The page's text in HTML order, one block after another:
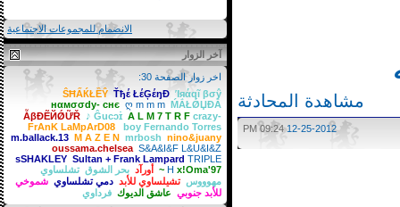
مشاهدة المحادثة
12-25-2012
09:24 PM
الانضمام للمجموعات الاجتماعية
آخر الزوار
اخر زوار الصفحة 30:
ŜĦẤЌŁỀŶ
Ťђέ ŁέĢέŋĐ Ίяάqĩ βσŷ
нαмσσdy- cнє ღ m m m ḾẮŁǾЏĐẮ
ẪβĐẼЙǾỮŘ ♪ Ĝucɔɪ̇ A L M 7 T R F crazy-
boy Fernando Torres‏
FrAnK LaMpArD08
m.ballack.13
M A Z E N mrbosh nino&juany
oussama.chelsea S&A&I&F L&U&I&Z
sSHAKLEY Sultan + Frank Lampard TRIPLE
H x!Oma'97~ أورآد بحر الشوق تشلساوي
مهوووس تشيلساوي للأبد دمي تشلساوي شموخي
للأبد جنوبي عاشق الديوك فرداوي